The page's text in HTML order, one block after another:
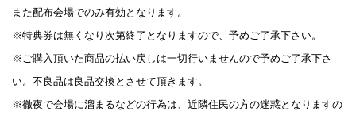
また配布会場でのみ有効となります。
※特典券は無くなり次第終了となりますので、予めご了承下さい。
※ご購入頂いた商品の払い戻しは一切行いませんので予めご了承下さ
い。不良品は良品交換とさせて頂きます。
※徹夜で会場に溜まるなどの行為は、近隣住民の方の迷惑となりますの